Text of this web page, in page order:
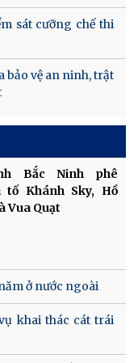
sát cưỡng chế thi
bảo vệ an ninh, trật
Bắc Ninh phê
tố Khánh Sky, Hồ
Vua Quạt
ở nước ngoài
khai thác cát trái